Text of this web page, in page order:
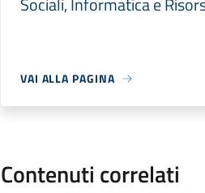
VAI ALLA PAGINA
Contenuti correlati